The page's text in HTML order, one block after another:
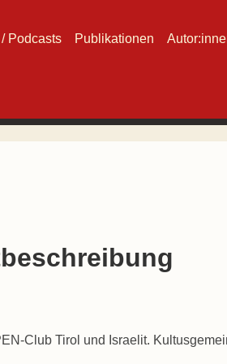
Podcasts Publikationen
Club Tirol und Israelit.